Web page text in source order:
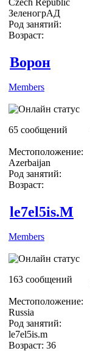
ЗеленогрАД
Род занятий:
Возраст:
Ворон
Members
65 сообщений
Местоположение:
Azerbaijan
Род занятий:
Возраст:
le7el5is.M
Members
163 сообщений
Местоположение:
Russia
Род занятий:
le7el5is.m
Возраст: 36